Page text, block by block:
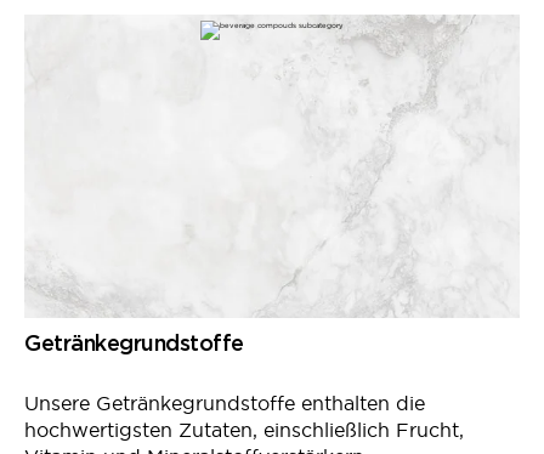
Getränkegrundstoffe
Unsere Getränkegrundstoffe enthalten die
hochwertigsten Zutaten, einschließlich Frucht,